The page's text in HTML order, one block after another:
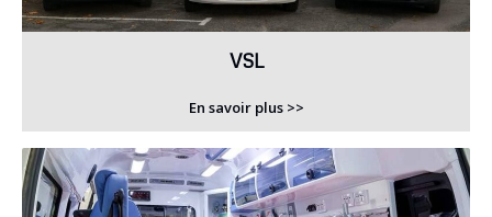
VSL
En savoir plus >>